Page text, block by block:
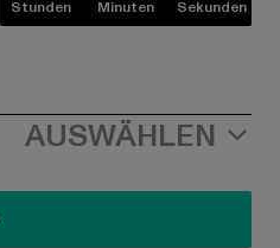
Stunden Minuten Sekunden
AUSWÄHLEN